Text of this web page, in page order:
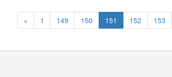
«Previous
1 149 150 151 152 153